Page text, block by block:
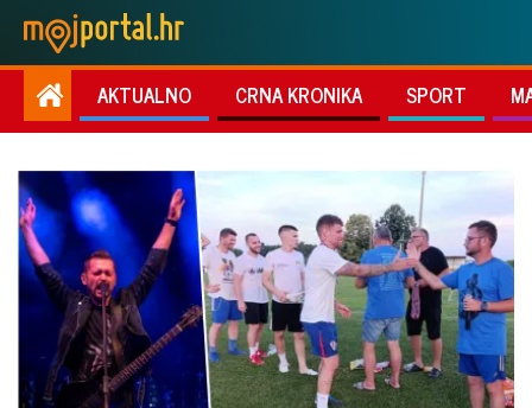
AKTUALNO CRNA KRONIKA SPORT